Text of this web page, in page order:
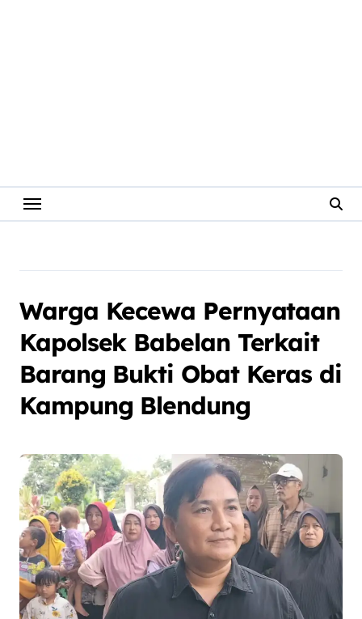
Warga Kecewa Pernyataan
Kapolsek Babelan Terkait
Barang Bukti Obat Keras di
Kampung Blendung